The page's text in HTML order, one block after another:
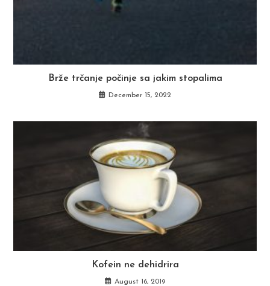
Brže trčanje počinje sa jakim stopalima
December 15, 2022
Kofein ne dehidrira
August 16, 2019